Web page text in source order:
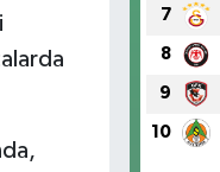
7
8
9
10